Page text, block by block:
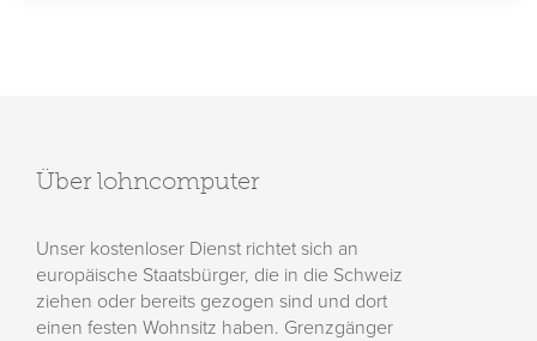
Über lohncomputer
Unser kostenloser Dienst richtet sich an
europäische Staatsbürger, die in die Schweiz
ziehen oder bereits gezogen sind und dort
einen festen Wohnsitz haben. Grenzgänger